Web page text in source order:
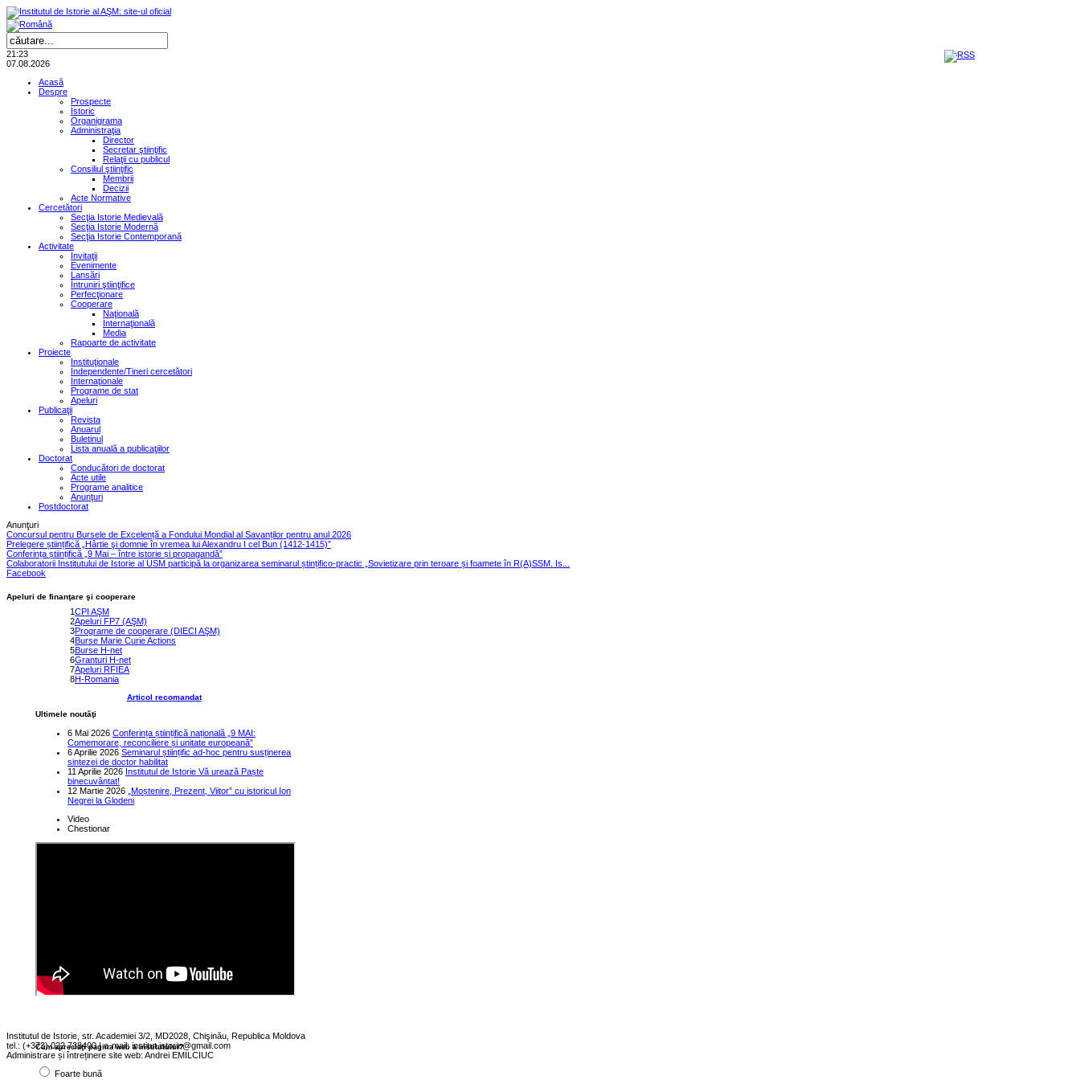
21:23
07.08.2026
Acasă
Despre
Prospecte
Istoric
Organigrama
Administraţia
Director
Secretar ştiinţific
Relaţii cu publicul
Consiliul ştiinţific
Membrii
Decizii
Acte Normative
Cercetători
Secţia Istorie Medievală
Secţia Istorie Modernă
Secţia Istorie Contemporană
Activitate
Invitaţii
Evenimente
Lansări
Întruniri ştiinţifice
Perfecţionare
Cooperare
Naţională
Internaţională
Media
Rapoarte de activitate
Proiecte
Instituţionale
Independente/Tineri cercetători
Internaţionale
Programe de stat
Apeluri
Publicaţii
Revista
Anuarul
Buletinul
Lista anuală a publicaţiilor
Doctorat
Conducători de doctorat
Acte utile
Programe analitice
Anunţuri
Postdoctorat
Anunţuri
Concursul pentru Bursele de Excelență a Fondului Mondial al Savanților pentru anul 2026
Prelegere științifică „Hârtie şi domnie în vremea lui Alexandru I cel Bun (1412-1415)”
Conferința științifică „9 Mai – între istorie și propagandă”
Colaboratorii Institutului de Istorie al USM participă la organizarea seminarul ștințifico-practic „Sovietizare prin teroare și foamete în R(A)SSM. Is...
Facebook
Apeluri de finanţare şi cooperare
1CPI AŞM
2Apeluri FP7 (AŞM)
3Programe de cooperare (DIECI AŞM)
4Burse Marie Curie Actions
5Burse H-net
6Granturi H-net
7Apeluri RFIEA
8H-Romania
Articol recomandat
Ultimele noutăţi
6 Mai 2026 Conferința științifică națională „9 MAI:
Comemorare, reconciliere și unitate europeană”
6 Aprilie 2026 Seminarul științific ad-hoc pentru susținerea
sintezei de doctor habilitat
11 Aprilie 2026 Institutul de Istorie Vă urează Paște
binecuvântat!
12 Martie 2026 „Moștenire, Prezent, Viitor” cu istoricul Ion
Negrei la Glodeni
Video
Chestionar
Cum apreciaţi pagina web a institutului?
Foarte bună
Institutul de Istorie, str. Academiei 3/2, MD2028, Chişinău, Republica Moldova
tel.: (+373) 022 738400 | e-mail: institut.istorie@gmail.com
Administrare și întreținere site web: Andrei EMILCIUC